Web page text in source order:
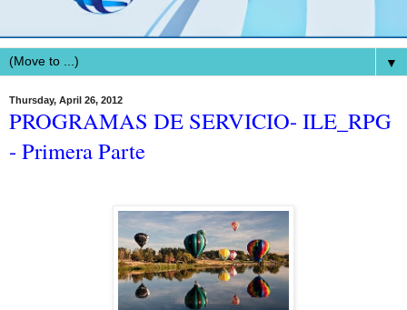
▼
Thursday, April 26, 2012
PROGRAMAS DE SERVICIO- ILE_RPG
- Primera Parte